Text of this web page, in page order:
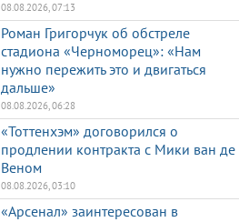
08.08.2026, 07:13
Роман Григорчук об обстреле
стадиона «Черноморец»: «Нам
нужно пережить это и двигаться
дальше»
08.08.2026, 06:28
«Тоттенхэм» договорился о
продлении контракта с Мики ван де
Веном
08.08.2026, 03:10
«Арсенал» заинтересован в